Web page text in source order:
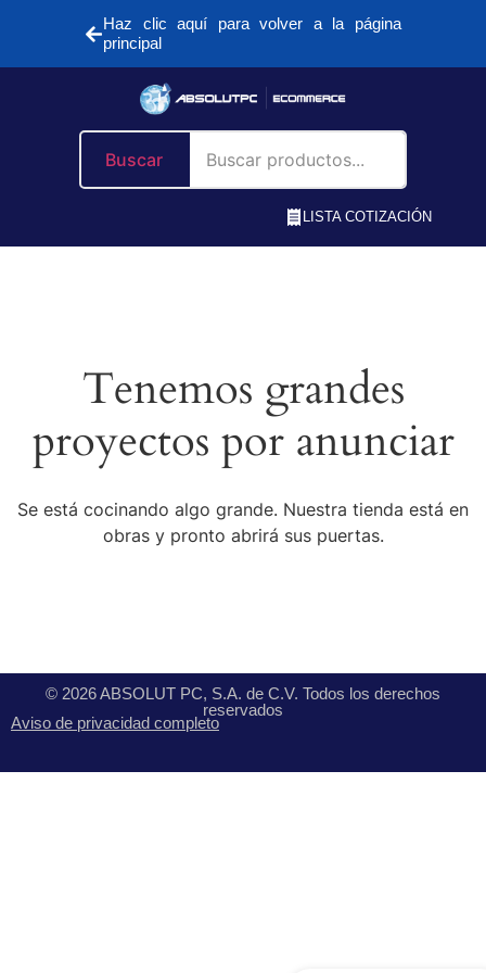
Haz clic aquí para volver a la página
principal
Buscar
LISTA COTIZACIÓN
Tenemos grandes
proyectos por anunciar
Se está cocinando algo grande. Nuestra tienda está en
obras y pronto abrirá sus puertas.
© 2026 ABSOLUT PC, S.A. de C.V. Todos los derechos
reservados
Aviso de privacidad completo